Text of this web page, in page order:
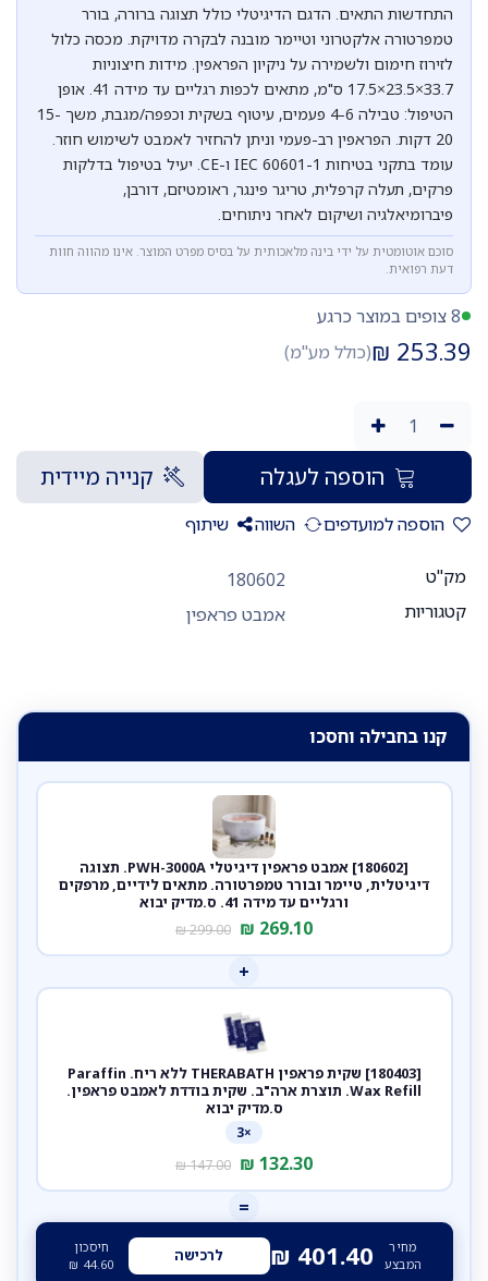
התחדשות התאים. הדגם הדיגיטלי כולל תצוגה ברורה, בורר
טמפרטורה אלקטרוני וטיימר מובנה לבקרה מדויקת. מכסה כלול
לזירוז חימום ולשמירה על ניקיון הפראפין. מידות חיצוניות
33.7×23.5×17.5 ס"מ, מתאים לכפות רגליים עד מידה 41. אופן
הטיפול: טבילה 4-6 פעמים, עיטוף בשקית וכפפה/מגבת, משך 15-
20 דקות. הפראפין רב-פעמי וניתן להחזיר לאמבט לשימוש חוזר.
עומד בתקני בטיחות IEC 60601-1 ו-CE. יעיל בטיפול בדלקות
פרקים, תעלה קרפלית, טריגר פינגר, ראומטיזם, דורבן,
פיברומיאלגיה ושיקום לאחר ניתוחים.
סוכם אוטומטית על ידי בינה מלאכותית על בסיס מפרט המוצר. אינו מהווה חוות
דעת רפואית.
8 צופים במוצר כרגע
253.39
₪(כולל מע"מ)
הוספה לעגלה קנייה מיידית
הוספה למועדפים השווה שיתוף
מק"ט
180602
קטגוריות
אמבט פראפין
קנו בחבילה וחסכו
[180602] אמבט פראפין דיגיטלי PWH-3000A. תצוגה
דיגיטלית, טיימר ובורר טמפרטורה. מתאים לידיים, מרפקים
ורגליים עד מידה 41. ס.מדיק יבוא
269.10
₪
299.00
₪
+
[180403] שקית פראפין THERABATH ללא ריח. Paraffin
Wax Refill. תוצרת ארה"ב. שקית בודדת לאמבט פראפין.
ס.מדיק יבוא
×3
132.30
₪
147.00
₪
=
מחיר
המבצע
401.40
₪ לרכישה
חיסכון
44.60
₪